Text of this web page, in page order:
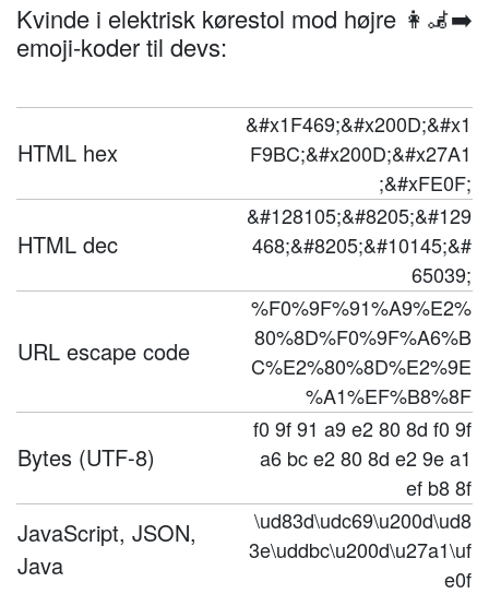
Kvinde i elektrisk kørestol mod højre 👩‍🦼‍➡️
emoji-koder til devs:
HTML hex
&#x1F469;&#x200D;&#x1
F9BC;&#x200D;&#x27A1
;&#xFE0F;
HTML dec
&#128105;&#8205;&#129
468;&#8205;&#10145;&#
65039;
URL escape code
%F0%9F%91%A9%E2%
80%8D%F0%9F%A6%B
C%E2%80%8D%E2%9E
%A1%EF%B8%8F
Bytes (UTF-8)
f0 9f 91 a9 e2 80 8d f0 9f
a6 bc e2 80 8d e2 9e a1
ef b8 8f
JavaScript, JSON,
Java
\ud83d\udc69\u200d\ud8
3e\uddbc\u200d\u27a1\uf
e0f